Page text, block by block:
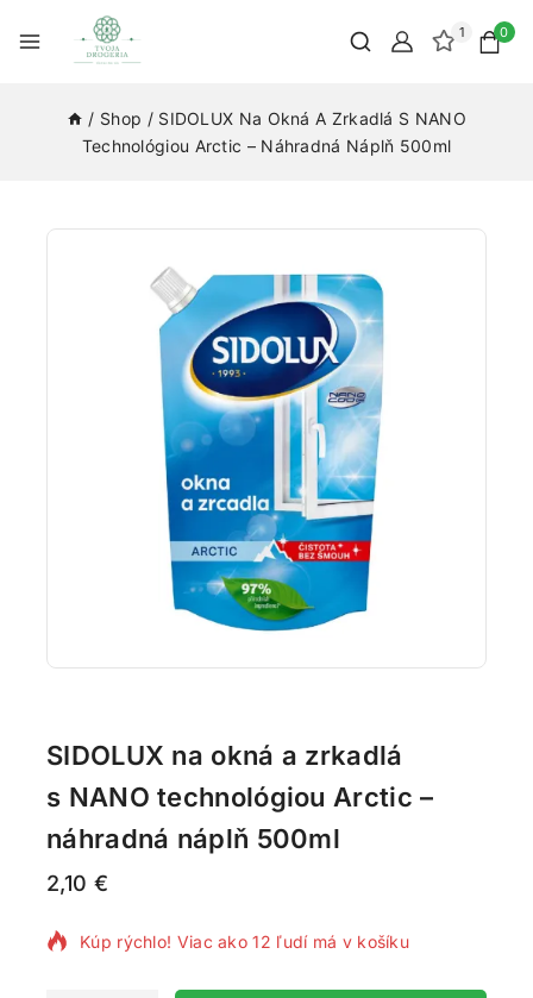
1 0
/ Shop / SIDOLUX Na Okná A Zrkadlá S NANO
Technológiou Arctic – Náhradná Náplň 500ml
SIDOLUX na okná a zrkadlá
s NANO technológiou Arctic –
náhradná náplň 500ml
2,10 €
2 produktov predaných za posledných 19 hodín
Kúp rýchlo! Viac ako 12 ľudí má v košíku